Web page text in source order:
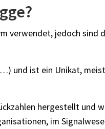
verwendet, jedoch sind
und ist ein Unikat,
hergestellt und
im